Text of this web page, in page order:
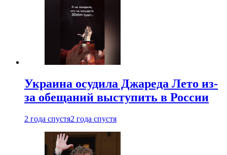
Украина осудила Джареда Лето из-
за обещаний выступить в России
2 года спустя2 года спустя